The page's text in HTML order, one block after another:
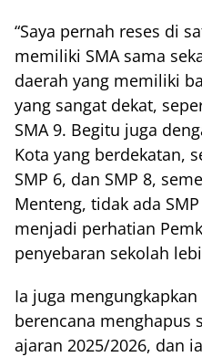
“Saya pernah reses di
memiliki SMA sama
daerah yang memiliki
yang sangat dekat,
SMA 9. Begitu juga
Kota yang berdekatan,
SMP 6, dan SMP 8,
Menteng, tidak ada
menjadi perhatian
penyebaran sekolah
Ia juga
berencana menghapus
ajaran 2025/2026, dan